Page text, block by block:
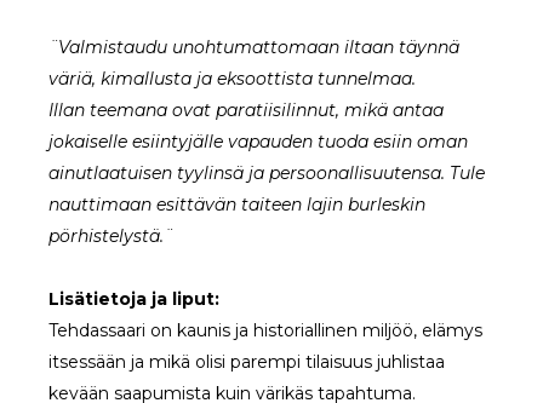
¨Valmistaudu unohtumattomaan iltaan täynnä
väriä, kimallusta ja eksoottista tunnelmaa.
Illan teemana ovat paratiisilinnut, mikä antaa
jokaiselle esiintyjälle vapauden tuoda esiin oman
ainutlaatuisen tyylinsä ja persoonallisuutensa. Tule
nauttimaan esittävän taiteen lajin burleskin
pörhistelystä.¨
Lisätietoja ja liput:
Tehdassaari on kaunis ja historiallinen miljöö, elämys
itsessään ja mikä olisi parempi tilaisuus juhlistaa
kevään saapumista kuin värikäs tapahtuma.